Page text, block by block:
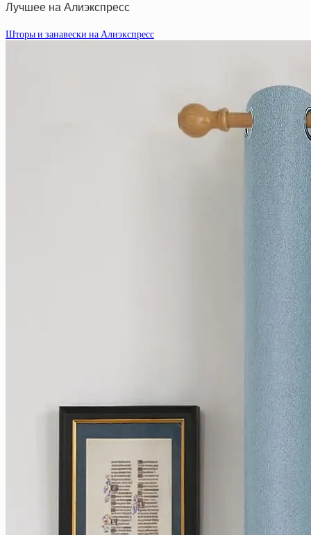
Лучшее на Алиэкспресс
Шторы и занавески на Алиэкспресс